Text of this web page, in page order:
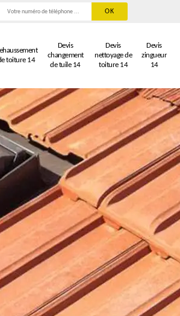
toiture 14
Devis
changement
de tuile 14
Devis
nettoyage de
toiture 14
Devis
zingueur
14